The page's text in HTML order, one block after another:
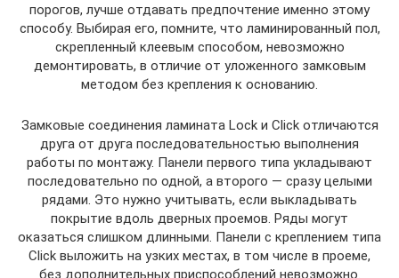
порогов, лучше отдавать предпочтение именно этому
способу. Выбирая его, помните, что ламинированный пол,
скрепленный клеевым способом, невозможно
демонтировать, в отличие от уложенного замковым
методом без крепления к основанию.
Замковые соединения ламината Lock и Click отличаются
друга от друга последовательностью выполнения
работы по монтажу. Панели первого типа укладывают
последовательно по одной, а второго — сразу целыми
рядами. Это нужно учитывать, если выкладывать
покрытие вдоль дверных проемов. Ряды могут
оказаться слишком длинными. Панели с креплением типа
Click выложить на узких местах, в том числе в проеме,
без дополнительных приспособлений невозможно.